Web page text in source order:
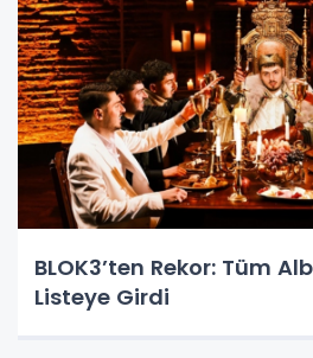
BLOK3’ten Rekor: Tüm
Listeye Girdi